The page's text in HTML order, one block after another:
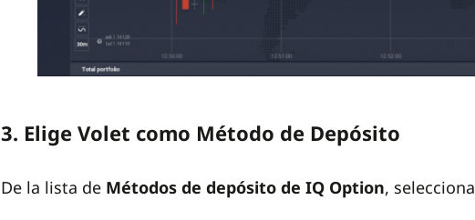
3. Elige Volet como Método de Depósito
De la lista de Métodos de depósito de IQ Option, selecciona